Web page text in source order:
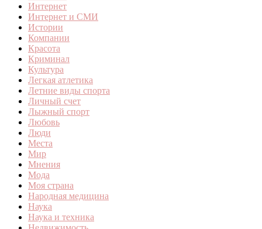
Интернет
Интернет и СМИ
Истории
Компании
Красота
Криминал
Культура
Легкая атлетика
Летние виды спорта
Личный счет
Лыжный спорт
Любовь
Люди
Места
Мир
Мнения
Мода
Моя страна
Народная медицина
Наука
Наука и техника